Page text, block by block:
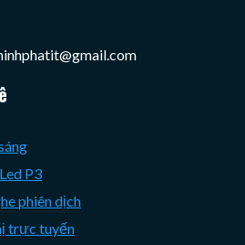
P3
phiên dịch
trực tuyến